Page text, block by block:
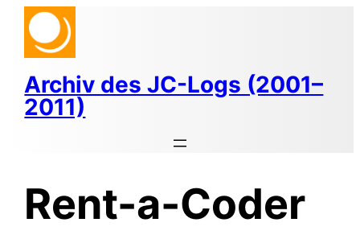
Zum
Inhalt
springen
Archiv des JC-Logs (2001–
2011)
Rent-a-Coder